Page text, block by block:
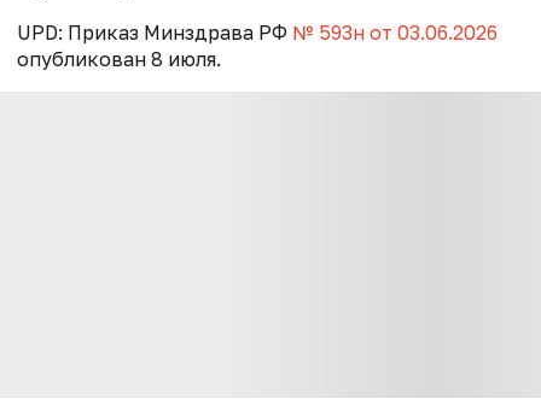
UPD: Приказ Минздрава РФ № 593н от 03.06.2026
опубликован 8 июля.